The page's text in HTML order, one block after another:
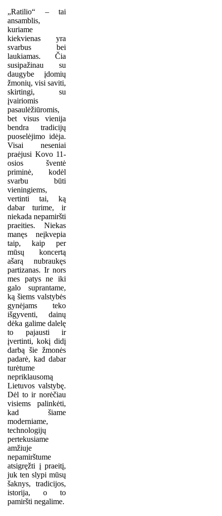
„Ratilio“ – tai
ansamblis,
kuriame
kiekvienas yra
svarbus bei
laukiamas. Čia
susipažinau su
daugybe įdomių
žmonių, visi saviti,
skirtingi, su
įvairiomis
pasaulėžiūromis,
bet visus vienija
bendra tradicijų
puoselėjimo idėja.
Visai neseniai
praėjusi Kovo 11-
osios šventė
priminė, kodėl
svarbu būti
vieningiems,
vertinti tai, ką
dabar turime, ir
niekada nepamiršti
praeities. Niekas
manęs neįkvepia
taip, kaip per
mūsų koncertą
ašarą nubraukęs
partizanas. Ir nors
mes patys ne iki
galo suprantame,
ką šiems valstybės
gynėjams teko
išgyventi, dainų
dėka galime dalelę
to pajausti ir
įvertinti, kokį didį
darbą šie žmonės
padarė, kad dabar
turėtume
nepriklausomą
Lietuvos valstybę.
Dėl to ir norėčiau
visiems palinkėti,
kad šiame
moderniame,
technologijų
pertekusiame
amžiuje
nepamirštume
atsigręžti į praeitį,
juk ten slypi mūsų
šaknys, tradicijos,
istorija, o to
pamiršti negalime.